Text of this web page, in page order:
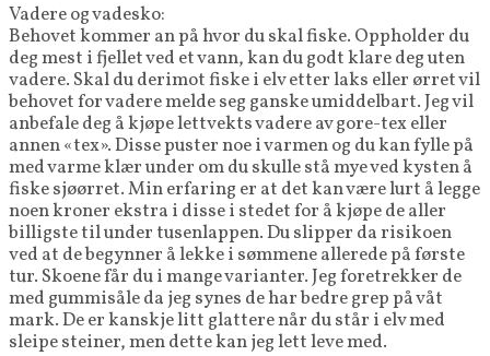
Vadere og vadesko:
Behovet kommer an på hvor du skal fiske. Oppholder du
deg mest i fjellet ved et vann, kan du godt klare deg uten
vadere. Skal du derimot fiske i elv etter laks eller ørret vil
behovet for vadere melde seg ganske umiddelbart. Jeg vil
anbefale deg å kjøpe lettvekts vadere av gore-tex eller
annen «tex». Disse puster noe i varmen og du kan fylle på
med varme klær under om du skulle stå mye ved kysten å
fiske sjøørret. Min erfaring er at det kan være lurt å legge
noen kroner ekstra i disse i stedet for å kjøpe de aller
billigste til under tusenlappen. Du slipper da risikoen
ved at de begynner å lekke i sømmene allerede på første
tur. Skoene får du i mange varianter. Jeg foretrekker de
med gummisåle da jeg synes de har bedre grep på våt
mark. De er kanskje litt glattere når du står i elv med
sleipe steiner, men dette kan jeg lett leve med.